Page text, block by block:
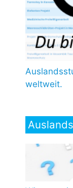
weltweit.